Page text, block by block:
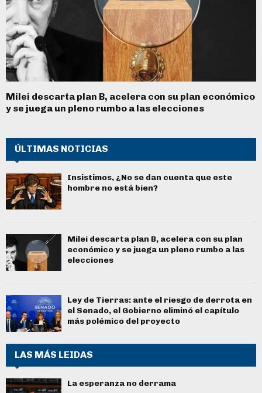
Milei descarta plan B, acelera con su plan económico
y se juega un pleno rumbo a las elecciones
ÚLTIMAS NOTICIAS
Insistimos, ¿No se dan cuenta que este
hombre no está bien?
Milei descarta plan B, acelera con su plan
económico y se juega un pleno rumbo a las
elecciones
Ley de Tierras: ante el riesgo de derrota en
el Senado, el Gobierno eliminó el capítulo
más polémico del proyecto
LAS MÁS LEIDAS
La esperanza no derrama